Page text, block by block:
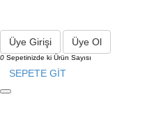
Üye Girişi Üye Ol
0 Sepetinizde ki Ürün Sayısı
SEPETE GİT